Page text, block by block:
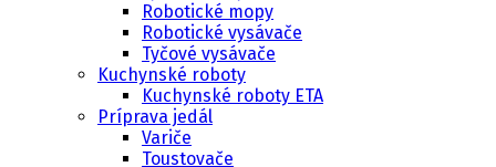
Robotické mopy
Robotické vysávače
Tyčové vysávače
Kuchynské roboty
Kuchynské roboty ETA
Príprava jedál
Variče
Toustovače